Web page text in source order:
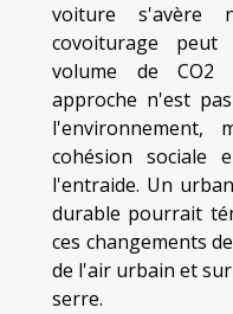
voiture s'avère
covoiturage peut
volume de CO2
approche n'est
l'environnement,
cohésion sociale
l'entraide. Un
durable pourrait
ces changements
de l'air urbain et
serre.